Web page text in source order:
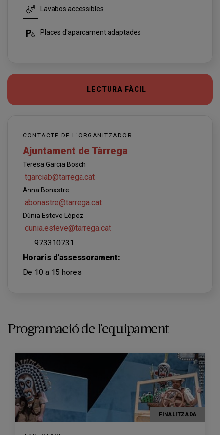
Lavabos accessibles
Places d'aparcament adaptades
LECTURA FÀCIL
CONTACTE DE L'ORGANITZADOR
Ajuntament de Tàrrega
Teresa Garcia Bosch
tgarciab@tarrega.cat
Anna Bonastre
abonastre@tarrega.cat
Dúnia Esteve López
dunia.esteve@tarrega.cat
973310731
Horaris d'assessorament:
De 10 a 15 hores
Programació de l'equipament
FINALITZADA